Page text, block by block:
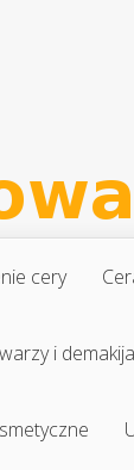
cery
i